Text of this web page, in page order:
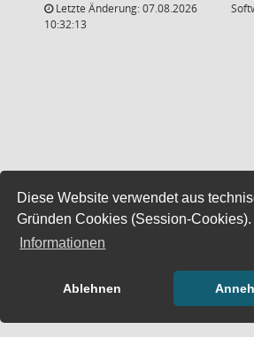
Diese Website verwendet aus
Gründen Cookies (Session-Cookies).
Informationen
Ablehnen
Letzte Änderung: 07.08.2026
10:32:13